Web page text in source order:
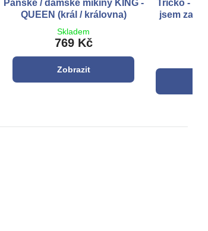
Pánské / dámské mikiny KING -
QUEEN (král / královna)
Skladem
769 Kč
Zobrazit
Tričko -
jsem